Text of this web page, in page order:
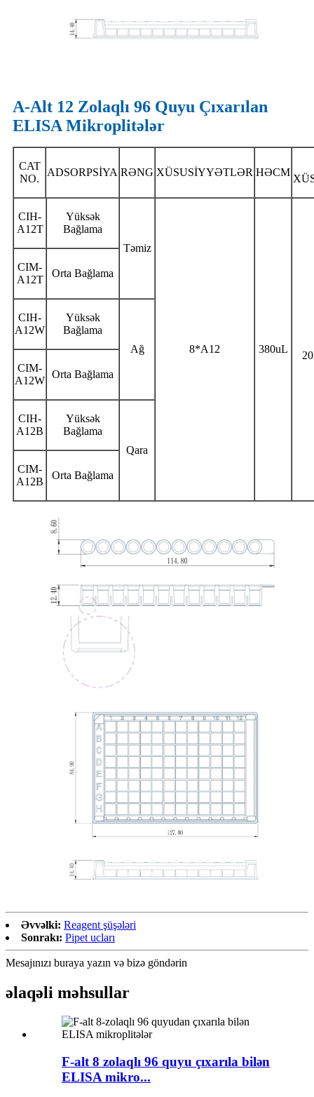
A-Alt 12 Zolaqlı 96 Quyu Çıxarılan
ELISA Mikroplitələr
CAT
NO.
ADSORPSİYA RƏNG XÜSUSİYYƏTLƏR HƏCM
CIH-
A12T
Yüksək
Bağlama
Təmiz
8*A12 380uL
CIM-
A12T
Orta Bağlama
CIH-
A12W
Yüksək
Bağlama
Ağ
CIM-
A12W
Orta Bağlama
CIH-
A12B
Yüksək
Bağlama
Qara
CIM-
A12B
Orta Bağlama
Əvvəlki: Reagent şüşələri
Sonrakı: Pipet ucları
Mesajınızı buraya yazın və bizə göndərin
əlaqəli məhsullar
F-alt 8 zolaqlı 96 quyu çıxarıla bilən
ELISA mikro...